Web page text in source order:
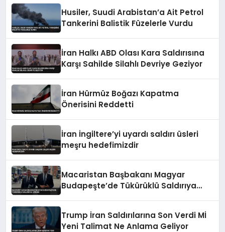
Husiler, Suudi Arabistan’a Ait Petrol
Tankerini Balistik Füzelerle Vurdu
İran Halkı ABD Olası Kara Saldırısına
Karşı Sahilde Silahlı Devriye Geziyor
İran Hürmüz Boğazı Kapatma
Önerisini Reddetti
İran İngiltere’yi uyardı saldırı üsleri
meşru hedefimizdir
Macaristan Başbakanı Magyar
Budapeşte’de Tükürüklü Saldırıya
Trump İran Saldırılarına Son Verdi Mİ
Yeni Talimat Ne Anlama Geliyor